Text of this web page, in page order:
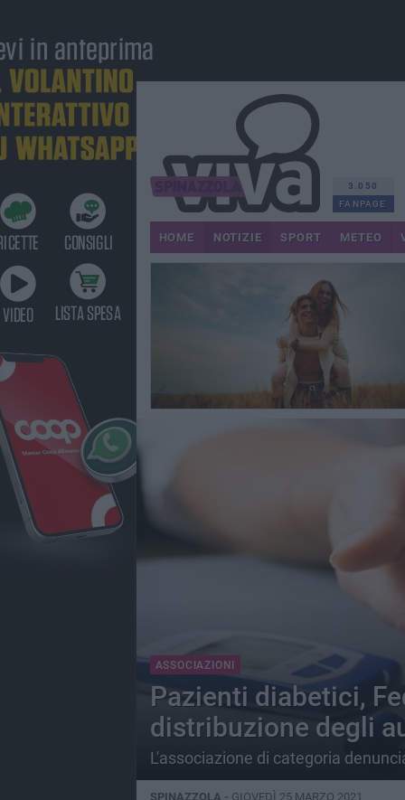
3.050
FANPAGE
HOME NOTIZIE SPORT METEO
ASSOCIAZIONI
Pazienti diabetici,
distribuzione degli
L'associazione di categoria
SPINAZZOLA - GIOVEDÌ 25 MARZO 2021